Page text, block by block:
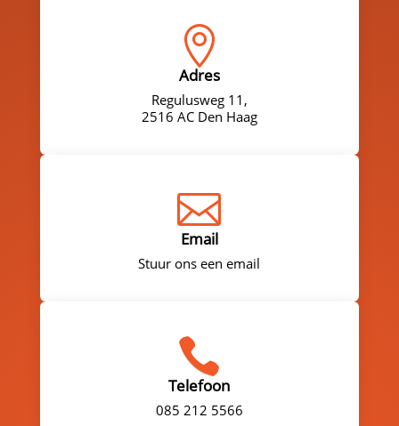

Adres
Regulusweg 11,
2516 AC Den Haag

Email
Stuur ons een email

Telefoon
085 212 5566